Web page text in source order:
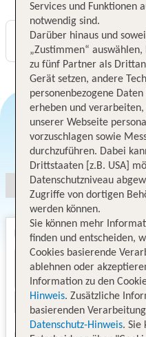
Digitaler und
Services und Funktionen
notwendig sind.
Darüber hinaus und
„Zustimmen“
zu fünf Partner als
Gerät setzen, andere
personenbezogene
erheben und
unserer Webseite
vorzuschlagen sowie
durchzuführen. Dabei
Drittstaaten [z.B. USA]
Datenschutzniveau
Zugriffe von dortigen
werden können.
Sie können mehr
finden und entscheiden,
Cookies basierende
ablehnen oder
Information zu den
Hinweis. Zusätzliche
basierenden
Datenschutz-Hinweis. Sie